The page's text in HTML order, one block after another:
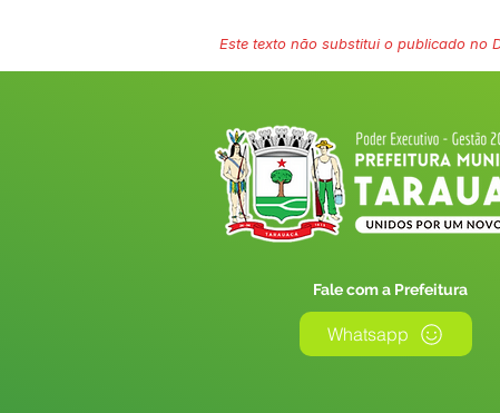
Este texto não substitui o publicado no
Fale com a Prefeitura
Whatsapp